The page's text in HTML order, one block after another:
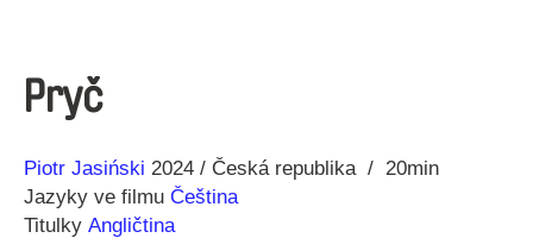
Pryč
Režie
Piotr Jasiński
Rok 2024 Česká republika
20min
Jazyky ve filmu Čeština
Titulky Angličtina